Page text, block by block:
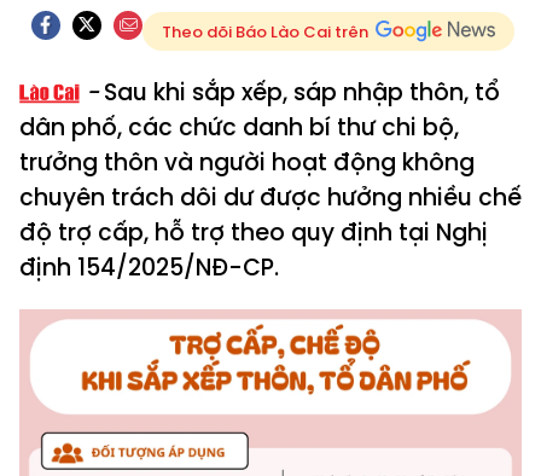
Theo dõi Báo Lào Cai trên
Sau khi sắp xếp, sáp nhập thôn, tổ
dân phố, các chức danh bí thư chi bộ,
trưởng thôn và người hoạt động không
chuyên trách dôi dư được hưởng nhiều chế
độ trợ cấp, hỗ trợ theo quy định tại Nghị
định 154/2025/NĐ-CP.